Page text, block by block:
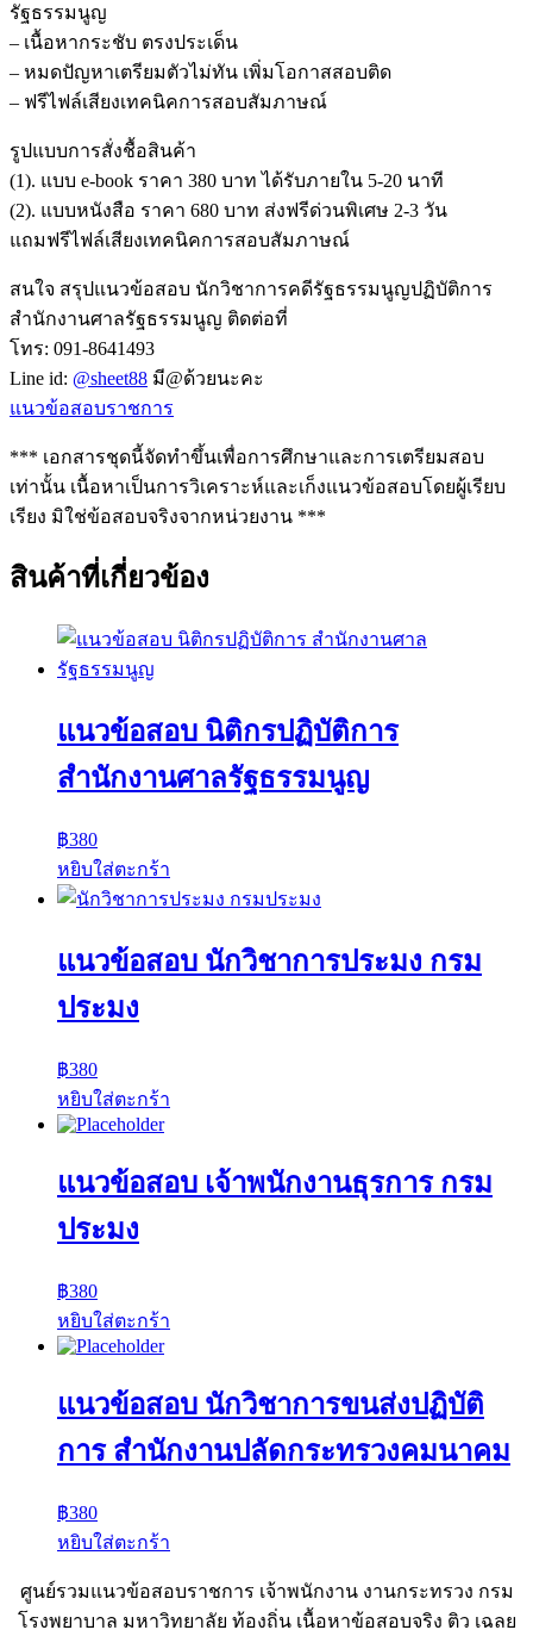
รัฐธรรมนูญ
– เนื้อหากระชับ ตรงประเด็น
– หมดปัญหาเตรียมตัวไม่ทัน เพิ่มโอกาสสอบติด
– ฟรีไฟล์เสียงเทคนิคการสอบสัมภาษณ์
รูปแบบการสั่งชื้อสินค้า
(1). แบบ e-book ราคา 380 บาท ได้รับภายใน 5-20 นาที
(2). แบบหนังสือ ราคา 680 บาท ส่งฟรีด่วนพิเศษ 2-3 วัน
แถมฟรีไฟล์เสียงเทคนิคการสอบสัมภาษณ์
สนใจ สรุปแนวข้อสอบ นักวิชาการคดีรัฐธรรมนูญปฏิบัติการ
สำนักงานศาลรัฐธรรมนูญ ติดต่อที่
โทร: 091-8641493
Line id: @sheet88 มี@ด้วยนะคะ
แนวข้อสอบราชการ
*** เอกสารชุดนี้จัดทำขึ้นเพื่อการศึกษาและการเตรียมสอบ
เท่านั้น เนื้อหาเป็นการวิเคราะห์และเก็งแนวข้อสอบโดยผู้เรียบ
เรียง มิใช่ข้อสอบจริงจากหน่วยงาน ***
สินค้าที่เกี่ยวข้อง
แนวข้อสอบ นิติกรปฏิบัติการ
สำนักงานศาลรัฐธรรมนูญ
฿380
หยิบใส่ตะกร้า
แนวข้อสอบ นักวิชาการประมง กรม
ประมง
฿380
หยิบใส่ตะกร้า
แนวข้อสอบ เจ้าพนักงานธุรการ กรม
ประมง
฿380
หยิบใส่ตะกร้า
แนวข้อสอบ นักวิชาการขนส่งปฏิบัติ
การ สำนักงานปลัดกระทรวงคมนาคม
฿380
หยิบใส่ตะกร้า
ศูนย์รวมแนวข้อสอบราชการ เจ้าพนักงาน งานกระทรวง กรม
โรงพยาบาล มหาวิทยาลัย ท้องถิ่น เนื้อหาข้อสอบจริง ติว เฉลย